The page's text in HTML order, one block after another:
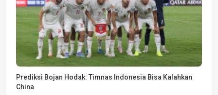
Prediksi Bojan Hodak: Timnas Indonesia Bisa Kalahkan
China